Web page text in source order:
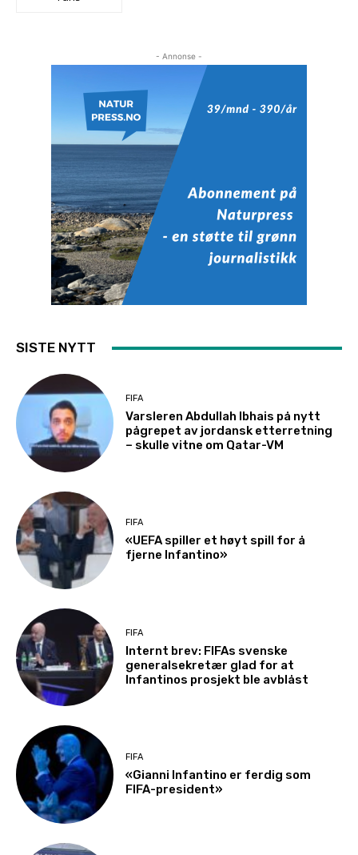
- Annonse -
SISTE NYTT
FIFA
Varsleren Abdullah Ibhais på nytt
pågrepet av jordansk etterretning
– skulle vitne om Qatar-VM
FIFA
«UEFA spiller et høyt spill for å
fjerne Infantino»
FIFA
Internt brev: FIFAs svenske
generalsekretær glad for at
Infantinos prosjekt ble avblåst
FIFA
«Gianni Infantino er ferdig som
FIFA-president»